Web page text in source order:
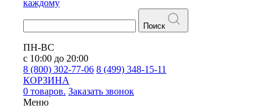
каждому
Поиск
ПН-ВС
с 10:00 до 20:00
8 (800) 302-77-06 8 (499) 348-15-11
КОРЗИНА
0 товаров. Заказать звонок
Меню